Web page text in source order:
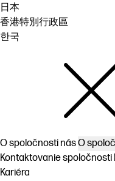
日本
香港特別行政區
한국
O spoločnosti násO
Kontaktovanie spoločnosti
Kariéra